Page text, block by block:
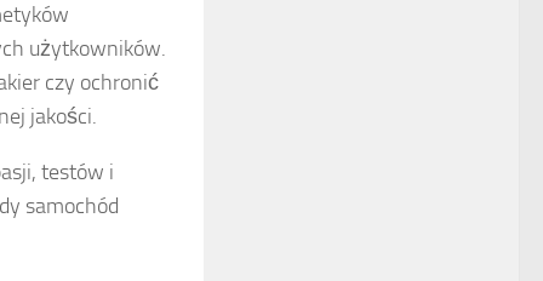
użytkowników.
czy ochronić
jakości.
testów i
samochód